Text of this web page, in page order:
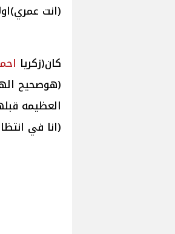
(انت
كان(زكريا
(هوصحيح
العظيمه
(انا في